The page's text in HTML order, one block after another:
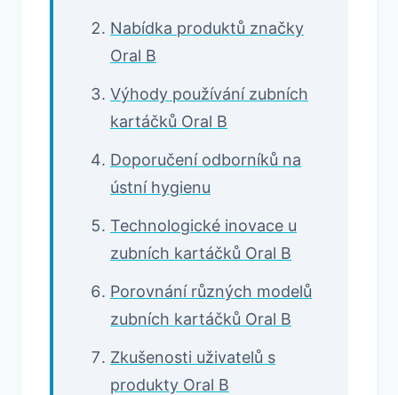
Nabídka produktů značky
Oral B
Výhody používání zubních
kartáčků Oral B
Doporučení odborníků na
ústní hygienu
Technologické inovace u
zubních kartáčků Oral B
Porovnání různých modelů
zubních kartáčků Oral B
Zkušenosti uživatelů s
produkty Oral B